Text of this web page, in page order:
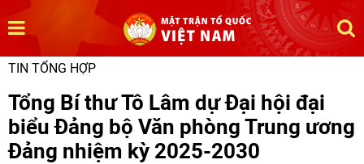
TIN TỔNG HỢP
Tổng Bí thư Tô Lâm dự Đại hội đại
biểu Đảng bộ Văn phòng Trung ương
Đảng nhiệm kỳ 2025-2030